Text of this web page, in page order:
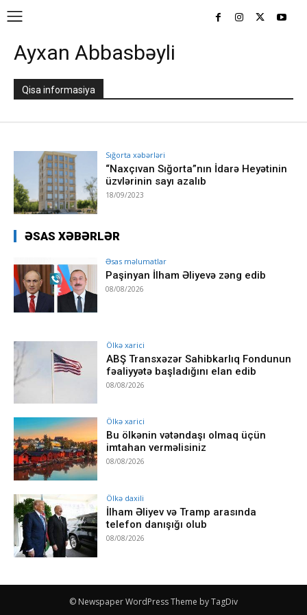
Ayxan Abbasbəyli
Qisa informasiya
Sığorta xəbərləri
“Naxçıvan Sığorta”nın İdarə Heyətinin
üzvlərinin sayı azalıb
18/09/2023
ƏSAS XƏBƏRLƏR
Əsas məlumatlar
Paşinyan İlham Əliyevə zəng edib
08/08/2026
Ölkə xarici
ABŞ Transxəzər Sahibkarlıq Fondunun
fəaliyyətə başladığını elan edib
08/08/2026
Ölkə xarici
Bu ölkənin vətəndaşı olmaq üçün
imtahan verməlisiniz
08/08/2026
Ölkə daxili
İlham Əliyev və Tramp arasında
telefon danışığı olub
08/08/2026
© Newspaper WordPress Theme by TagDiv